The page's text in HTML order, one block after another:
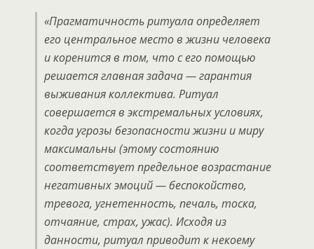
«Прагматичность ритуала определяет
его центральное место в жизни человека
и коренится в том, что с его помощью
решается главная задача — гарантия
выживания коллектива. Ритуал
совершается в экстремальных условиях,
когда угрозы безопасности жизни и миру
максимальны (этому состоянию
соответствует предельное возрастание
негативных эмоций — беспокойство,
тревога, угнетенность, печаль, тоска,
отчаяние, страх, ужас). Исходя из
данности, ритуал приводит к некоему